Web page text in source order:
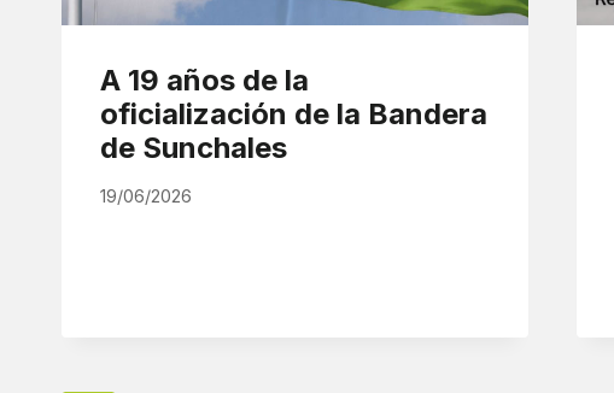
A 19 años de la
oficialización de la Bandera
de Sunchales
19/06/2026